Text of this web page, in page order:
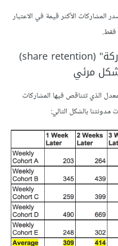
المشاركات الأكثر قيمة في الاعتبار
فقط.
4. تمثيل "إدامة المشاركة" (share retention)
بشكل مرئي
الذي تتناقص فيها المشاركات
مدونتنا بالشكل التالي: